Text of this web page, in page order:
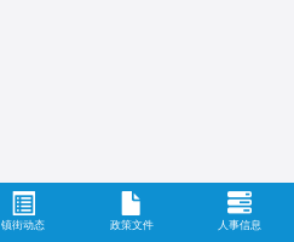
镇街动态 政策文件 人事信息